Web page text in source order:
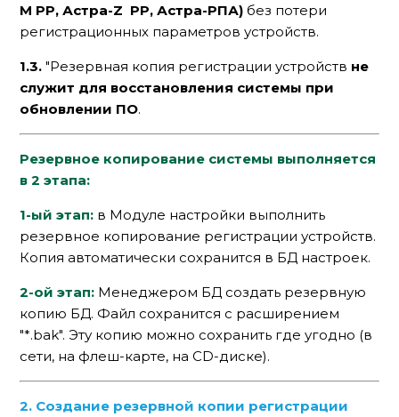
М РР, Астра-Z РР, Астра-РПА) без потери
регистрационных параметров устройств.
1.3."Резервная копия регистрации устройств не
служит для восстановления системы при
обновлении ПО.
Резервное копирование системы выполняется
в 2 этапа:
1-ый этап: в Модуле настройки выполнить
резервное копирование регистрации устройств.
Копия автоматически сохранится в БД настроек.
2-ой этап: Менеджером БД создать резервную
копию БД. Файл сохранится с расширением
"*.bak". Эту копию можно сохранить где угодно (в
сети, на флеш-карте, на CD-диске).
2. Создание резервной копии регистрации